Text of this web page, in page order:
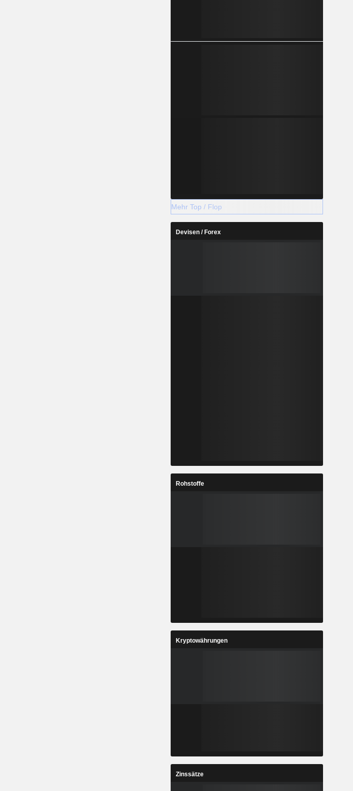
Mehr Top / Flop
Devisen / Forex
Rohstoffe
Kryptowährungen
Zinssätze